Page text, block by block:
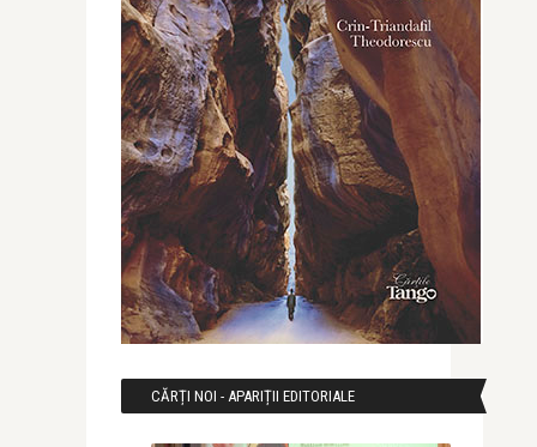
CĂRȚI NOI - APARIȚII EDITORIALE